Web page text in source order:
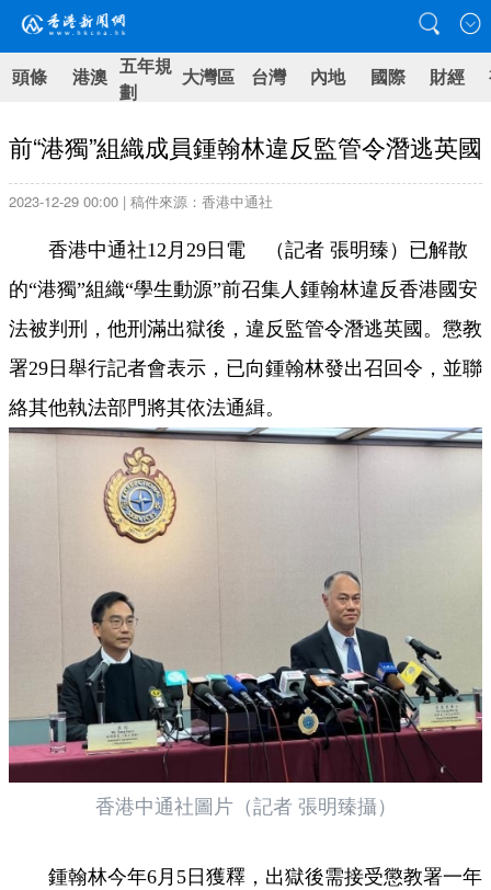
頭條 港澳 五年規
劃
大灣區 台灣 內地 國際 財經
前“港獨”組織成員鍾翰林違反監管令潛逃英國
2023-12-29 00:00 | 稿件來源：香港中通社
香港中通社12月29日電 （記者 張明臻）已解散
的“港獨”組織“學生動源”前召集人鍾翰林違反香港國安
法被判刑，他刑滿出獄後，違反監管令潛逃英國。懲教
署29日舉行記者會表示，已向鍾翰林發出召回令，並聯
絡其他執法部門將其依法通緝。
香港中通社圖片（記者 張明臻攝）
鍾翰林今年6月5日獲釋，出獄後需接受懲教署一年